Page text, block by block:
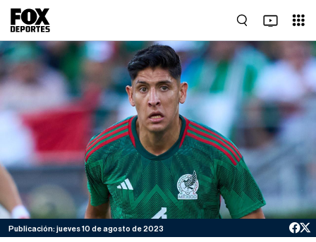
Publicación: jueves 10 de agosto de 2023